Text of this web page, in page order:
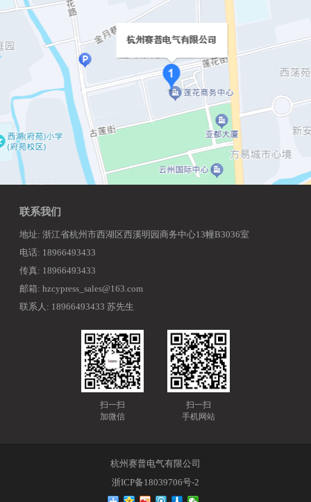
联系我们
地址: 浙江省杭州市西湖区西溪明园商务中心13幢B3036室
电话: 18966493433
传真: 18966493433
邮箱: hzcypress_sales@163.com
联系人: 18966493433 苏先生
扫一扫
加微信
扫一扫
手机网站
杭州赛普电气有限公司
浙ICP备18039706号-2